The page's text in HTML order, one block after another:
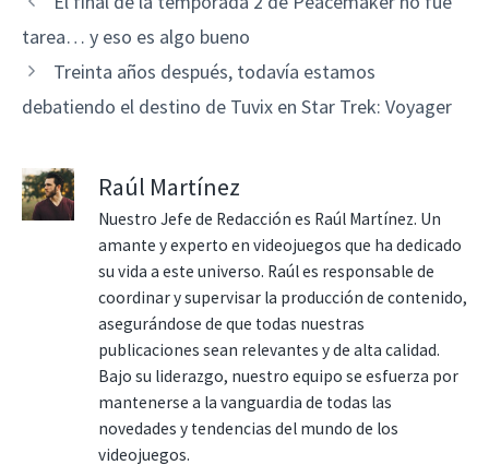
tarea… y eso es algo bueno
Treinta años después, todavía estamos
debatiendo el destino de Tuvix en Star Trek: Voyager
Raúl Martínez
Nuestro Jefe de Redacción es Raúl Martínez. Un
amante y experto en videojuegos que ha dedicado
su vida a este universo. Raúl es responsable de
coordinar y supervisar la producción de contenido,
asegurándose de que todas nuestras
publicaciones sean relevantes y de alta calidad.
Bajo su liderazgo, nuestro equipo se esfuerza por
mantenerse a la vanguardia de todas las
novedades y tendencias del mundo de los
videojuegos.